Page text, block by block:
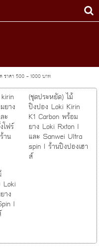
ราคา 500 - 1000 บาท
ยาง
ะ
โฟร์
าน
(ชุดประหยัด) ไม้
ปิงปอง Loki Kirin
K1 Carbon พร้อม
ยาง Loki Rxton I
และ Sanwei Ultra
spin I ร้านปิงปองเฮา
ส์
Loki
าง
I